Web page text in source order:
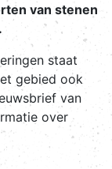
van stenen
staat
gebied ook
van
over